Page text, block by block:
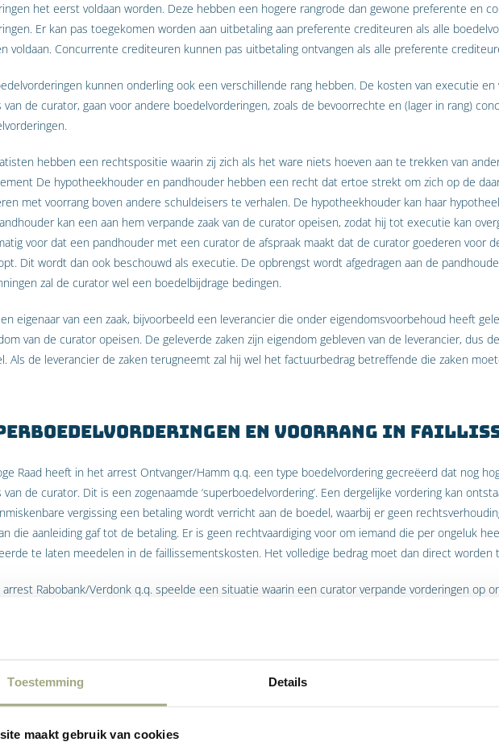
Toestemming Details
maakt gebruik van cookies
het eerst voldaan worden. Deze hebben een hogere rangrode dan gewone preferente en
Er kan pas toegekomen worden aan uitbetaling aan preferente crediteuren als alle
voldaan. Concurrente crediteuren kunnen pas uitbetaling ontvangen als alle preferente
kunnen onderling ook een verschillende rang hebben. De kosten van executie en
van de curator, gaan voor andere boedelvorderingen, zoals de bevoorrechte en (lager in rang)
hebben een rechtspositie waarin zij zich als het ware niets hoeven aan te trekken van
De hypotheekhouder en pandhouder hebben een recht dat ertoe strekt om zich op de
met voorrang boven andere schuldeisers te verhalen. De hypotheekhouder kan haar
kan een aan hem verpande zaak van de curator opeisen, zodat hij tot executie kan
voor dat een pandhouder met een curator de afspraak maakt dat de curator goederen voor
Dit wordt dan ook beschouwd als executie. De opbrengst wordt afgedragen aan de
zal de curator wel een boedelbijdrage bedingen.
eigenaar van een zaak, bijvoorbeeld een leverancier die onder eigendomsvoorbehoud heeft
van de curator opeisen. De geleverde zaken zijn eigendom gebleven van de leverancier, dus
Als de leverancier de zaken terugneemt zal hij wel het factuurbedrag betreffende die zaken
en voorrang in
Raad heeft in het arrest Ontvanger/Hamm q.q. een type boedelvordering gecreëerd dat nog
van de curator. Dit is een zogenaamde ‘superboedelvordering’. Een dergelijke vordering kan
vergissing een betaling wordt verricht aan de boedel, waarbij er geen
die aanleiding gaf tot de betaling. Er is geen rechtvaardiging voor om iemand die per ongeluk
te laten meedelen in de faillissementskosten. Het volledige bedrag moet dan direct worden
Rabobank/Verdonk q.q. speelde een situatie waarin een curator verpande vorderingen op
is daar echter niet in meegegaan. De pandhouder heeft wel een boedelvordering waaraan
die de pandhouder lijdt door de handelswijze van de curator.